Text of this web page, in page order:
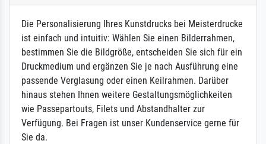
Die Personalisierung Ihres Kunstdrucks bei Meisterdrucke
ist einfach und intuitiv: Wählen Sie einen Bilderrahmen,
bestimmen Sie die Bildgröße, entscheiden Sie sich für ein
Druckmedium und ergänzen Sie je nach Ausführung eine
passende Verglasung oder einen Keilrahmen. Darüber
hinaus stehen Ihnen weitere Gestaltungsmöglichkeiten
wie Passepartouts, Filets und Abstandhalter zur
Verfügung. Bei Fragen ist unser Kundenservice gerne für
Sie da.